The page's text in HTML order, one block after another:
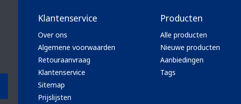
Klantenservice
Over ons
Algemene voorwaarden
Retouraanvraag
Klantenservice
Sitemap
Prijslijsten
Producten
Alle producten
Nieuwe producten
Aanbiedingen
Tags